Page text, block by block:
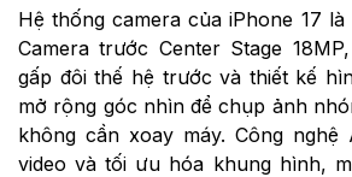
Hệ thống camera của iPhone 17
Camera trước Center Stage
gấp đôi thế hệ trước và thiết kế
mở rộng góc nhìn để chụp ảnh
không cần xoay máy. Công
video và tối ưu hóa khung hình,